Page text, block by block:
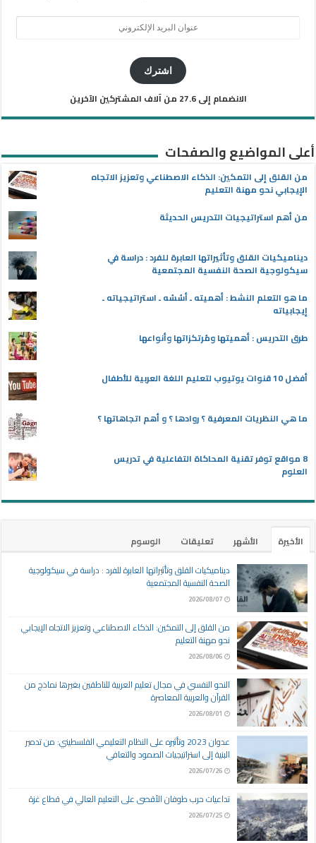
اشترك
الانضمام إلى 27.6 من آلاف المشتركين الآخرين
أعلى المواضيع والصفحات
من القلق إلى التمكين: الذكاء الاصطناعي وتعزيز الاتجاه
الإيجابي نحو مهنة التعليم
من أهم استراتيجيات التدريس الحديثة
ديناميكيات القلق وتأثيراتها العابرة للفرد : دراسة في
سيكولوجية الصحة النفسية المجتمعية
ما هو التعلم النشط : أهميته ـ أسُسُه ـ استراتيجياته ـ
إيجابياته
طرق التدريس : أهميتها ومُرتكزاتها وأنواعها
أفضل 10 قنوات يوتيوب لتعليم اللغة العربية للأطفال
ما هي النظريات المعرفية ؟ روادها ؟ و أهم اتجاهاتها ؟
8 مواقع توفر تقنية المحاكاة التفاعلية في تدريس
العلوم
الأخيرة الأشهر تعليقات
الوسوم
ديناميكيات القلق وتأثيراتها العابرة للفرد : دراسة في سيكولوجية
الصحة النفسية المجتمعية
2026/08/07
من القلق إلى التمكين: الذكاء الاصطناعي وتعزيز الاتجاه الإيجابي
نحو مهنة التعليم
2026/08/06
النحو النفسي في مجال تعليم العربية للناطقين بغيرها نماذج من
القرآن والعربية المعاصرة
2026/08/01
عدوان 2023 وتأثيره على النظام التعليمي الفلسطيني: من تدمير
البنية إلى استراتيجيات الصمود والتعافي
2026/07/26
تداعيات حرب طوفان الأقصى على التعليم العالي في قطاع غزة
2026/07/25